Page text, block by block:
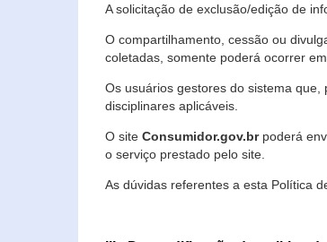
A solicitação de exclusão/edição de
O compartilhamento, cessão ou
coletadas, somente poderá ocorrer
Os usuários gestores do sistema
disciplinares aplicáveis.
O site Consumidor.gov.brpoderá
o serviço prestado pelo site.
As dúvidas referentes a esta Política